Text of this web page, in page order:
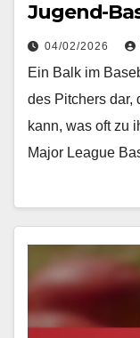
Jugend-
04/02/2026
Ein Balk im
des Pitchers dar,
kann, was oft zu
Major League